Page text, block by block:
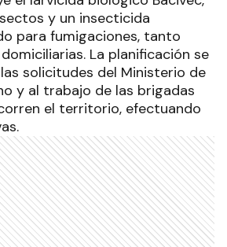
y un insecticida
para fumigaciones, tanto
La planificación se
solicitudes del Ministerio de
y al trabajo de las brigadas
el territorio, efectuando